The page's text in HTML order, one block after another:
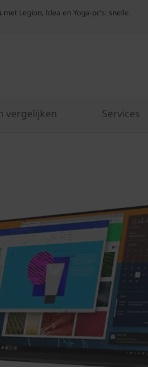
met Legion, Idea en Yoga-pc’s: snelle
vergelijken Services